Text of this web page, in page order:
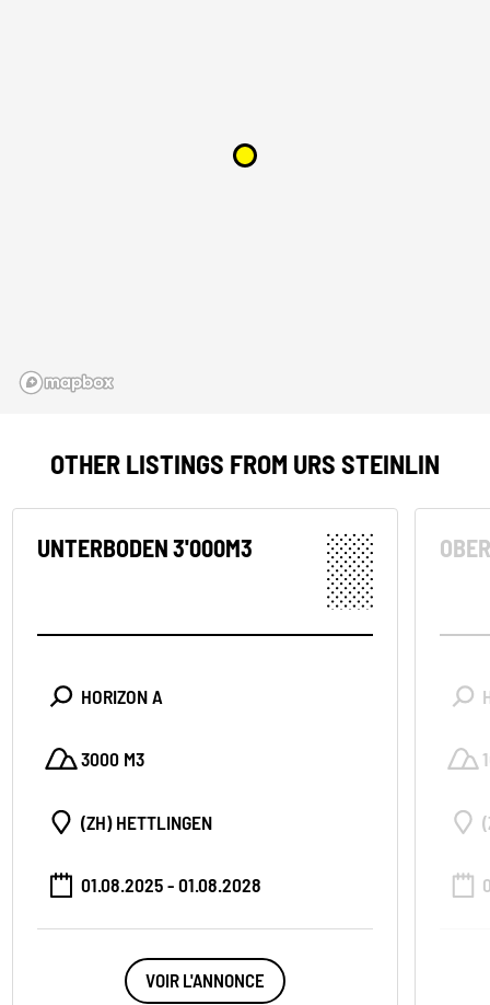
OTHER LISTINGS FROM URS STEINLIN
UNTERBODEN 3'000M3
HORIZON A
3000 M3
(ZH) HETTLINGEN
01.08.2025 - 01.08.2028
VOIR L'ANNONCE